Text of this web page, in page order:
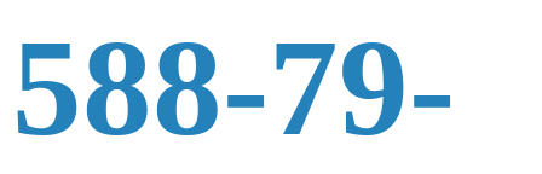
588-79-